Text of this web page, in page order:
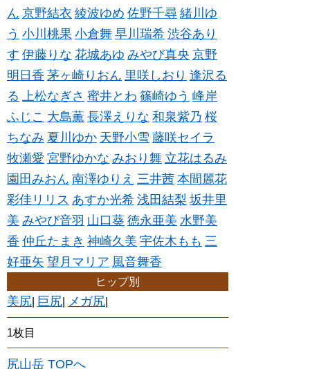
ん 京野結衣 綾波ゆめ 佐野千尋 緒川ゆ
う 小川桃果 小倉舞 早川瑞希 渋谷あり
す 伊藤りな 花城あゆ みやび真央 京野
明日香 茅ヶ崎りおん 里咲しおり 逢沢る
る 上松なぎさ 蜜井とわ 篠崎ゆう 峰岸
ふじこ 大島薫 長澤えりな 和泉紫乃 桜
ちなみ 夏川ゆか 天野小雪 藤咲セイラ
牧瀬愛 宮野ゆかな みおり舞 立花はるみ
園田みおん 南澤ゆりえ 三井茜 本間麗花
彩佳リリス あすか光希 浅田結梨 坂井里
美 みやび音羽 山口葵 徳永亜美 水野美
香 仲丘たまき 神崎久美 宇佐木もも 三
好亜矢 望月マリア 風音舞香
ヒップ別
美尻 巨尻 メガ尻
1枚目
尻山岳 TOPへ